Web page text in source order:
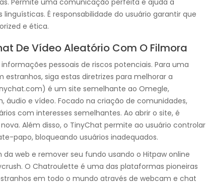
Permite uma comunicação perfeita e ajuda a
É responsabilidade do usuário garantir que
e ética.
De Vídeo Aleatório Com O Filmora
pessoais de riscos potenciais. Para uma
siga estas diretrizes para melhorar a
é um site semelhante ao Omegle,
e vídeo. Focado na criação de comunidades,
com interesses semelhantes. Ao abrir o site, é
Além disso, o TinyChat permite ao usuário controlar
papo, bloqueando usuários inadequados.
web e remover seu fundo usando o Hitpaw online
O Chatroulette é uma das plataformas pioneiras
em todo o mundo através de webcam e chat